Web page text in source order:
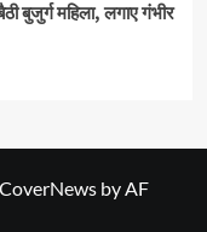
बुजुर्ग महिला, लगाए गंभीर
CoverNews by AF